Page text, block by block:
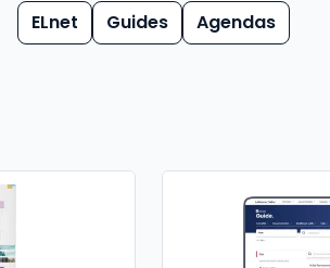
ELnet Guides Agendas